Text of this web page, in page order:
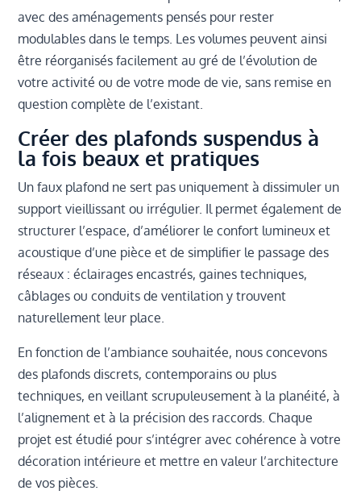
avec des aménagements pensés pour rester
modulables dans le temps. Les volumes peuvent ainsi
être réorganisés facilement au gré de l’évolution de
votre activité ou de votre mode de vie, sans remise en
question complète de l’existant.
Créer des plafonds suspendus à
la fois beaux et pratiques
Un faux plafond ne sert pas uniquement à dissimuler un
support vieillissant ou irrégulier. Il permet également de
structurer l’espace, d’améliorer le confort lumineux et
acoustique d’une pièce et de simplifier le passage des
réseaux : éclairages encastrés, gaines techniques,
câblages ou conduits de ventilation y trouvent
naturellement leur place.
En fonction de l’ambiance souhaitée, nous concevons
des plafonds discrets, contemporains ou plus
techniques, en veillant scrupuleusement à la planéité, à
l’alignement et à la précision des raccords. Chaque
projet est étudié pour s’intégrer avec cohérence à votre
décoration intérieure et mettre en valeur l’architecture
de vos pièces.